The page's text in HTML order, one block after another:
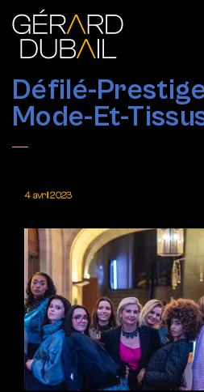
Défilé-
Mode-Et-
4 avril 2023